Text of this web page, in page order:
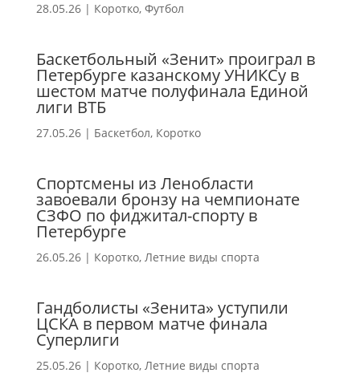
28.05.26| Коротко, Футбол
Баскетбольный «Зенит» проиграл в
Петербурге казанскому УНИКСу в
шестом матче полуфинала Единой
лиги ВТБ
27.05.26| Баскетбол, Коротко
Спортсмены из Ленобласти
завоевали бронзу на чемпионате
СЗФО по фиджитал-спорту в
Петербурге
26.05.26| Коротко, Летние виды спорта
Гандболисты «Зенита» уступили
ЦСКА в первом матче финала
Суперлиги
25.05.26| Коротко, Летние виды спорта